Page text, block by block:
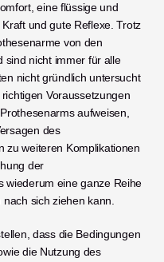
eine flüssige und
und gute Reflexe. Trotz
von den
sind nicht immer für alle
nicht gründlich untersucht
Voraussetzungen
aufweisen,
des
zu weiteren Komplikationen
der
wiederum eine ganze Reihe
sich ziehen kann.
dass die Bedingungen
die Nutzung des